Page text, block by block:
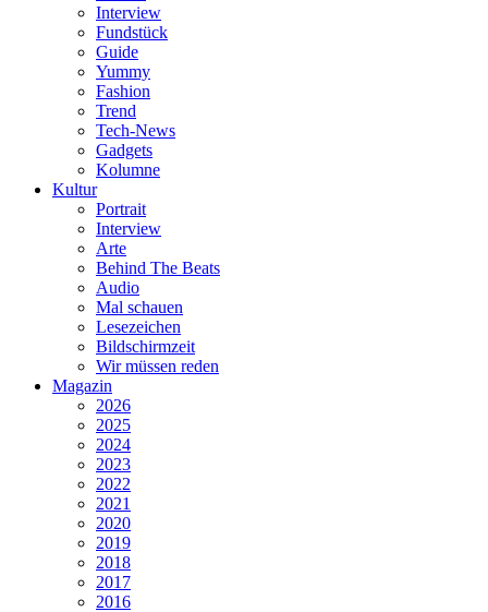
Interview
Fundstück
Guide
Yummy
Fashion
Trend
Tech-News
Gadgets
Kolumne
Kultur
Portrait
Interview
Arte
Behind The Beats
Audio
Mal schauen
Lesezeichen
Bildschirmzeit
Wir müssen reden
Magazin
2026
2025
2024
2023
2022
2021
2020
2019
2018
2017
2016